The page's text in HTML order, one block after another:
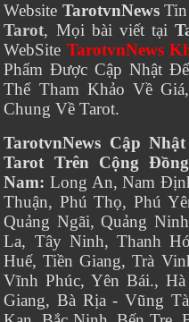
Website TarotvnNewsTin
Tarot, Mọi bài viết tại
WebSite TarotvnNews
Phẩm Được Cập Nhật
Thể Tham Khảo Về
Chung Về Tarot.
TarotvnNews Cập
Tarot Trên Cộng
Nam: Long An, Nam
Thuận, Phú Thọ, Phú
Quảng Ngãi, Quảng
La, Tây Ninh, Thanh
Huế, Tiền Giang, Trà
Vĩnh Phúc, Yên Bái.,
Giang, Bà Rịa - Vũng